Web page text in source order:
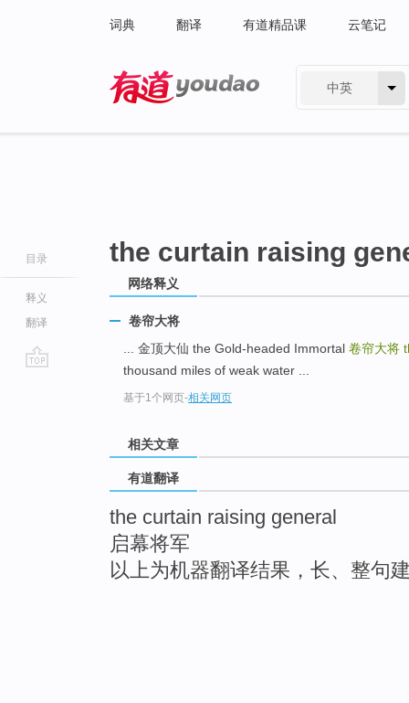
词典 翻译 有道精品课 云笔记
中英
目录
释义
翻译
the curtain raising
网络释义
卷帘大将
... 金顶大仙 the Gold-headed Immortal 卷帘大将
thousand miles of weak water ...
基于1个网页-相关网页
相关文章
有道翻译
the curtain raising general
启幕将军
以上为机器翻译结果，长、整句